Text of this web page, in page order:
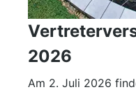
2026
Am 2. Juli 2026